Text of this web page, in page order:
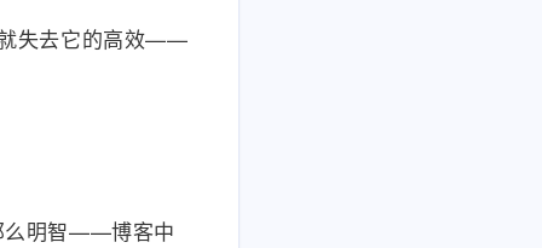
失去它的高效——
么明智——博客中